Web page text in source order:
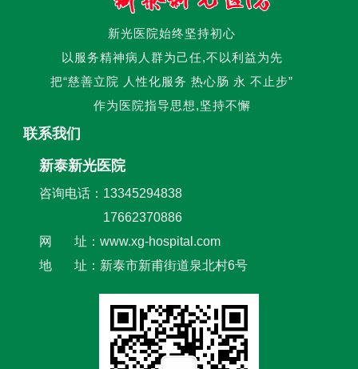
新光医院始终坚持初心
以服务精神病人群为己任,不以利益为先
把“慈善立院 人性化服务 热心肠 永 不止步”
作为医院指导思想,坚持不懈
联系我们
新泰新光医院
咨询电话：13345294838
17662370886
网 址：www.xg-hospital.com
地 址：新泰市新甫街道泉北村6号